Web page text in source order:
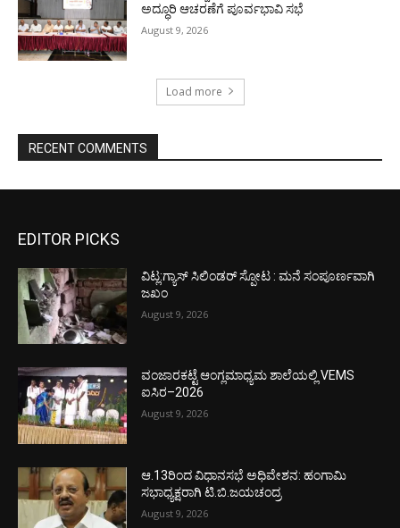
ಅದ್ಧೂರಿ ಆಚರಣೆಗೆ ಪೂರ್ವಭಾವಿ ಸಭೆ
August 9, 2026
Load more
RECENT COMMENTS
EDITOR PICKS
ವಿಟ್ಲ:ಗ್ಯಾಸ್ ಸಿಲಿಂಡರ್ ಸ್ಪೋಟ : ಮನೆ ಸಂಪೂರ್ಣವಾಗಿ
ಜಖಂ
August 9, 2026
ವಂಜಾರಕಟ್ಟೆ ಆಂಗ್ಲಮಾಧ್ಯಮ ಶಾಲೆಯಲ್ಲಿ VEMS
ಐಸಿರ–2026
August 9, 2026
ಆ.13ರಿಂದ ವಿಧಾನಸಭೆ ಅಧಿವೇಶನ: ಹಂಗಾಮಿ
ಸಭಾಧ್ಯಕ್ಷರಾಗಿ ಟಿ.ಬಿ.ಜಯಚಂದ್ರ
August 9, 2026